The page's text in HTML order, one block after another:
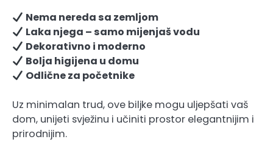
Nema nereda sa zemljom
Laka njega – samo mijenjaš vodu
Dekorativno i moderno
Bolja higijena u domu
Odlične za početnike
Uz minimalan trud, ove biljke mogu uljepšati vaš
dom, unijeti svježinu i učiniti prostor elegantnijim i
prirodnijim.